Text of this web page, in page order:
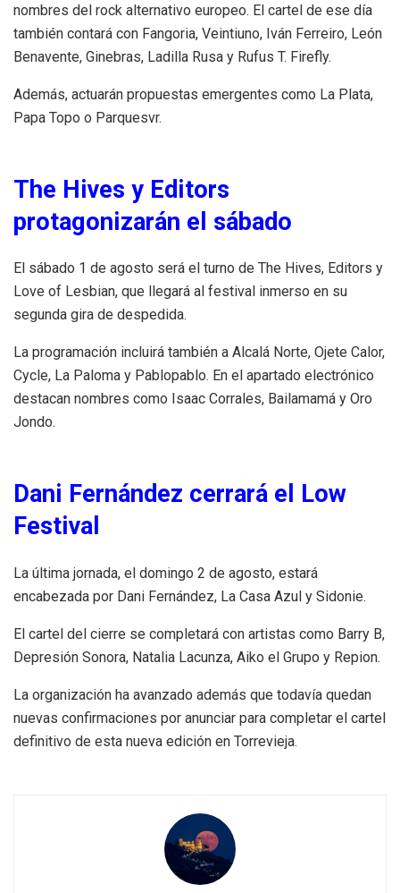
nombres del rock alternativo europeo. El cartel de ese día
también contará con Fangoria, Veintiuno, Iván Ferreiro, León
Benavente, Ginebras, Ladilla Rusa y Rufus T. Firefly.
Además, actuarán propuestas emergentes como La Plata,
Papa Topo o Parquesvr.
The Hives y Editors
protagonizarán el sábado
El sábado 1 de agosto será el turno de The Hives, Editors y
Love of Lesbian, que llegará al festival inmerso en su
segunda gira de despedida.
La programación incluirá también a Alcalá Norte, Ojete Calor,
Cycle, La Paloma y Pablopablo. En el apartado electrónico
destacan nombres como Isaac Corrales, Bailamamá y Oro
Jondo.
Dani Fernández cerrará el Low
Festival
La última jornada, el domingo 2 de agosto, estará
encabezada por Dani Fernández, La Casa Azul y Sidonie.
El cartel del cierre se completará con artistas como Barry B,
Depresión Sonora, Natalia Lacunza, Aiko el Grupo y Repion.
La organización ha avanzado además que todavía quedan
nuevas confirmaciones por anunciar para completar el cartel
definitivo de esta nueva edición en Torrevieja.